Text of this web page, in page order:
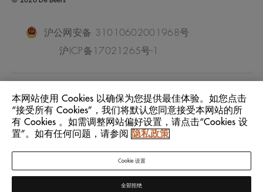
沪公网安备 31010602001968号
沪ICP备17021265号-1
位置: China Mainland
语言: 中文
本网站使用 Cookies 以确保为您提供最佳体验。如您点击
“接受所有 Cookies”，我们将默认您同意接受本网站的所
有 Cookies 。如需调整网站偏好设置，请点击“Cookies 设
置”。如有任何问题，请参阅
隐私政策
Cookie 设置
全部拒绝